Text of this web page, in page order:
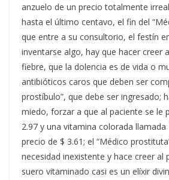
anzuelo de un precio totalmente
hasta el último centavo, el fin del
que entre a su consultorio, el festín
inventarse algo, hay que hacer creer
fiebre, que la dolencia es de vida o
antibióticos caros que deben ser
prostíbulo”, que debe ser ingresado;
miedo, forzar a que al paciente se le
2.97 y una vitamina colorada llamada
precio de $ 3.61; el “Médico
necesidad inexistente y hace creer al
suero vitaminado casi es un elíxir